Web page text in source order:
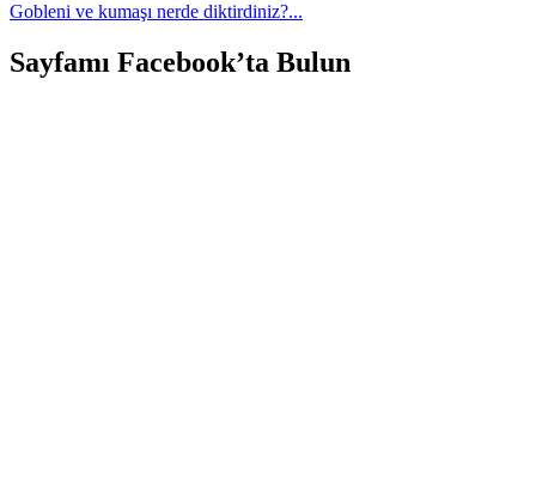
Gobleni ve kumaşı nerde diktirdiniz?...
Sayfamı Facebook’ta Bulun